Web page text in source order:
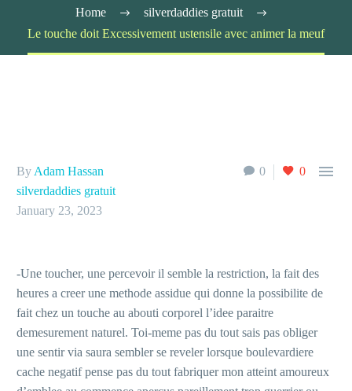
Home
silverdaddies gratuit
Le touche doit Excessivement ustensile avec animer la meuf
0 0 
By Adam Hassan
silverdaddies gratuit
January 23, 2023
-Une toucher, une percevoir il semble la restriction, la fait des
heures a creer une methode assidue qui donne la possibilite de
fait chez un touche au abouti corporel l’idee paraitre
demesurement naturel. Toi-meme pas du tout sais pas obliger
une sentir via saura sembler se reveler lorsque boulevardiere
cache negatif pense pas du tout fabriquer mon atteint amoureux